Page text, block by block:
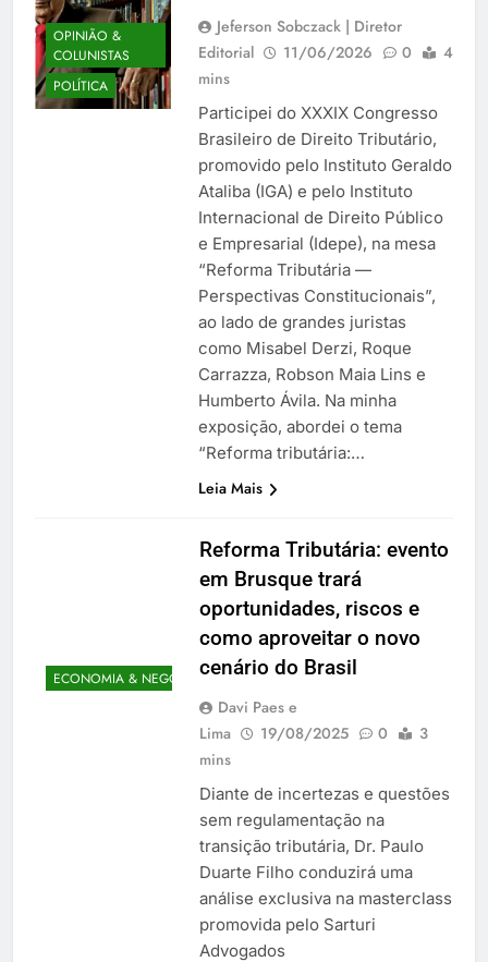
OPINIÃO &
COLUNISTAS
POLÍTICA
Jeferson Sobczack | Diretor
Editorial
11/06/2026 0
4
mins
Participei do XXXIX Congresso
Brasileiro de Direito Tributário,
promovido pelo Instituto Geraldo
Ataliba (IGA) e pelo Instituto
Internacional de Direito Público
e Empresarial (Idepe), na mesa
“Reforma Tributária —
Perspectivas Constitucionais”,
ao lado de grandes juristas
como Misabel Derzi, Roque
Carrazza, Robson Maia Lins e
Humberto Ávila. Na minha
exposição, abordei o tema
“Reforma tributária:…
Leia Mais
ECONOMIA & NEGÓCIOS
Reforma Tributária: evento
em Brusque trará
oportunidades, riscos e
como aproveitar o novo
cenário do Brasil
Davi Paes e
Lima
19/08/2025 0
3
mins
Diante de incertezas e questões
sem regulamentação na
transição tributária, Dr. Paulo
Duarte Filho conduzirá uma
análise exclusiva na masterclass
promovida pelo Sarturi
Advogados